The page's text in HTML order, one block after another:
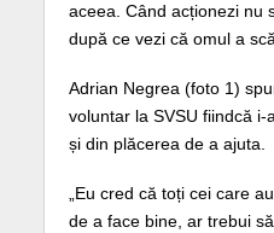
aceea. Când acționezi nu
după ce vezi că omul a
Adrian Negrea (foto 1)
voluntar la SVSU fiindcă
și din plăcerea de a ajuta.
„Eu cred că toți cei care
de a face bine, ar trebui